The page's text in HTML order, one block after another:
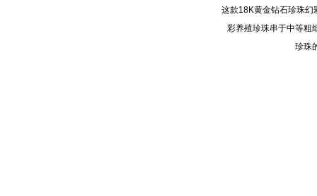
这款18K黄金钻石珍珠
彩养殖珍珠串于中等粗
珍珠